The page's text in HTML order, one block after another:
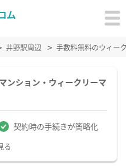
井野駅周辺 手数料無料のウィー
ンション・ウィークリーマ
契約時の手続きが簡略化
る